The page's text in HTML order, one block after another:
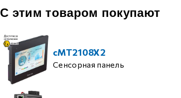
С этим товаром покупают
cMT2108X2
Сенсорная панель